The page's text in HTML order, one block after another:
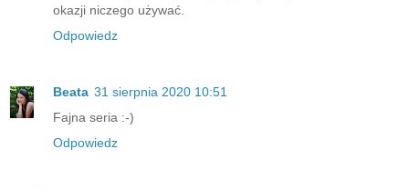
okazji niczego używać.
Odpowiedz
Beata 31 sierpnia 2020 10:51
Fajna seria :-)
Odpowiedz